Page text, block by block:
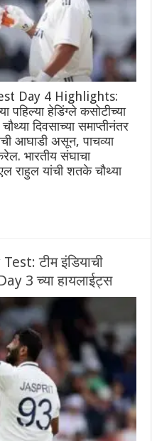
Day 4 Highlights:
पहिल्या हेडिंग्ले कसोटीच्या
दिवसाच्या समाप्तीनंतर
आघाडी असून, पाचव्या
भारतीय संघाचा
राहुल यांची शतके चौथ्या
टीम इंडियाची
3 च्या हायलाईट्स